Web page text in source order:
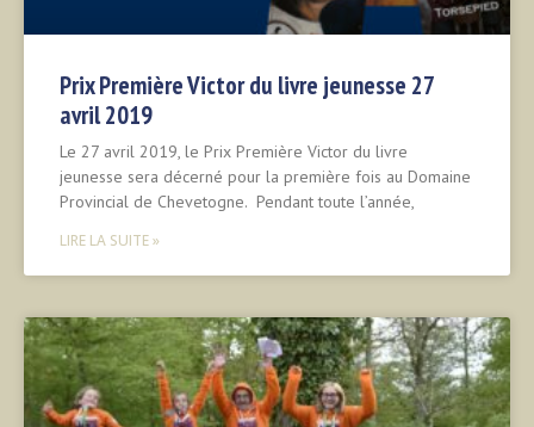
Prix Première Victor du livre jeunesse 27
avril 2019
Le 27 avril 2019, le Prix Première Victor du livre
jeunesse sera décerné pour la première fois au Domaine
Provincial de Chevetogne. Pendant toute l’année,
LIRE LA SUITE »